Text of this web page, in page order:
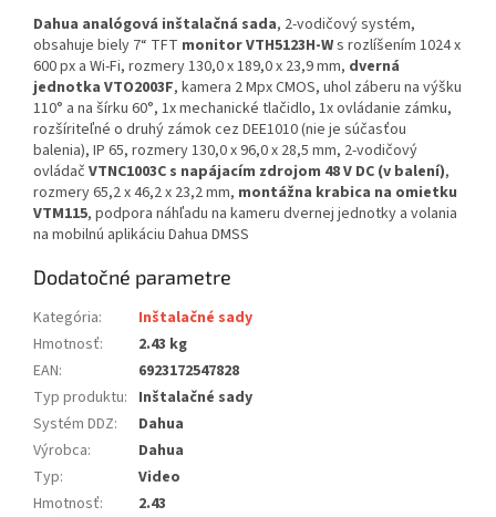
Dahua analógová inštalačná sada, 2-vodičový systém,
obsahuje biely 7“ TFT monitor VTH5123H-Ws rozlíšením 1024 x
600 px a Wi-Fi, rozmery 130,0 x 189,0 x 23,9 mm, dverná
jednotka VTO2003F, kamera 2 Mpx CMOS, uhol záberu na výšku
110° a na šírku 60°, 1x mechanické tlačidlo, 1x ovládanie zámku,
rozšíriteľné o druhý zámok cez DEE1010 (nie je súčasťou
balenia), IP 65, rozmery 130,0 x 96,0 x 28,5 mm, 2-vodičový
ovládač VTNC1003C s napájacím zdrojom 48 V DC (v balení),
rozmery 65,2 x 46,2 x 23,2 mm, montážna krabica na omietku
VTM115, podpora náhľadu na kameru dvernej jednotky a volania
na mobilnú aplikáciu Dahua DMSS
Dodatočné parametre
Kategória:
Inštalačné sady
Hmotnosť:
2.43 kg
EAN:
6923172547828
Typ produktu: Inštalačné sady
Systém DDZ:
Dahua
Výrobca:
Dahua
Typ:
Video
Hmotnosť: 2.43